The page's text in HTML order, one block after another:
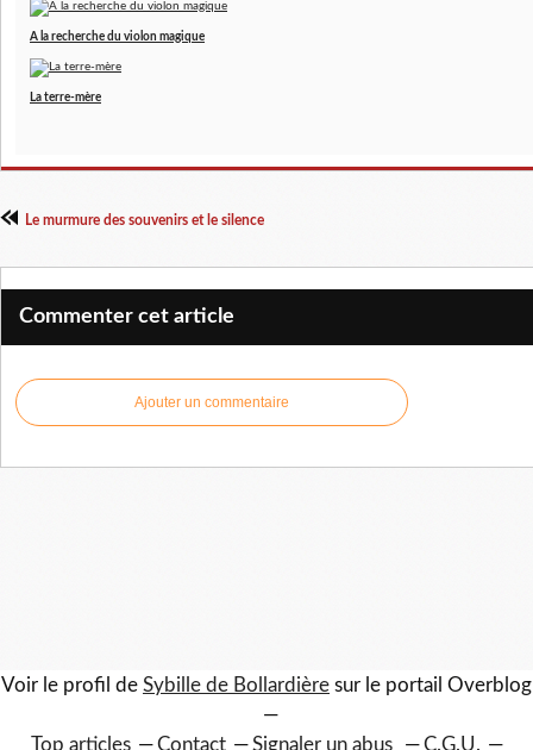
A la recherche du violon magique
La terre-mère
Le murmure des souvenirs et le silence
Commenter cet article
Ajouter un commentaire
Voir le profil de Sybille de Bollardière sur le portail Overblog
Top articles Contact Signaler un abus C.G.U.